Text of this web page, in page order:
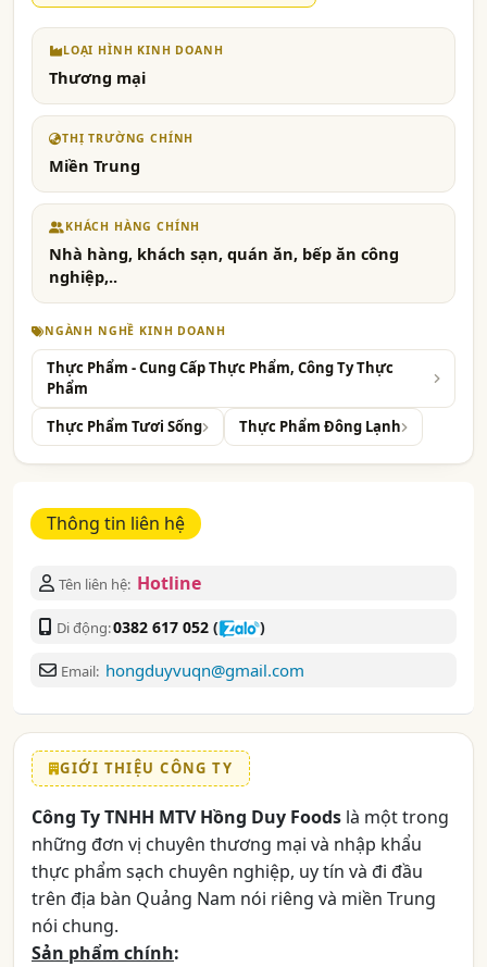
LOẠI HÌNH KINH DOANH
Thương mại
THỊ TRƯỜNG CHÍNH
Miền Trung
KHÁCH HÀNG CHÍNH
Nhà hàng, khách sạn, quán ăn, bếp ăn công
nghiệp,..
NGÀNH NGHỀ KINH DOANH
Thực Phẩm - Cung Cấp Thực Phẩm, Công Ty Thực
Phẩm
Thực Phẩm Tươi Sống
Thực Phẩm Đông Lạnh
Thông tin liên hệ
Tên liên hệ: Hotline
Di động:0382 617 052 ( )
Email: hongduyvuqn@gmail.com
GIỚI THIỆU CÔNG TY
Công Ty TNHH MTV Hồng Duy Foods là một trong
những đơn vị chuyên thương mại và nhập khẩu
thực phẩm sạch chuyên nghiệp, uy tín và đi đầu
trên địa bàn Quảng Nam nói riêng và miền Trung
nói chung.
Sản phẩm chính: